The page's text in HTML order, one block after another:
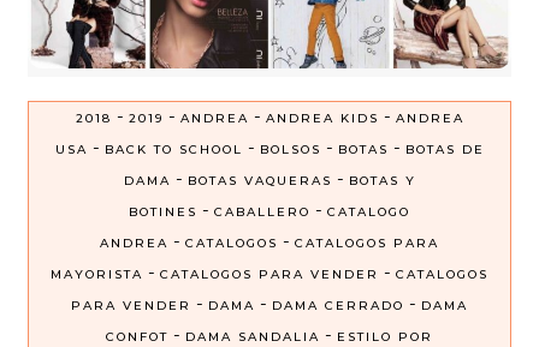
2018 - 2019 - ANDREA - ANDREA KIDS - ANDREA
USA - BACK TO SCHOOL - BOLSOS - BOTAS - BOTAS DE
DAMA - BOTAS VAQUERAS - BOTAS Y
BOTINES - CABALLERO - CATALOGO
ANDREA - CATALOGOS - CATALOGOS PARA
MAYORISTA - CATALOGOS PARA VENDER - CATALOGOS
PARA VENDER
- DAMA - DAMA CERRADO - DAMA
CONFOT - DAMA SANDALIA - ESTILO POR